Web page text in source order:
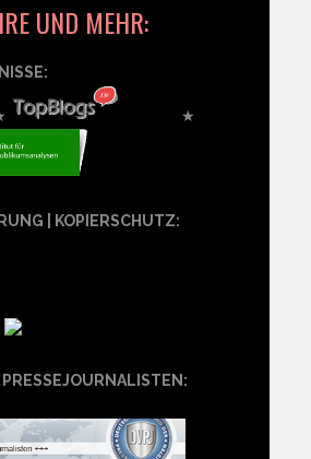
UND MEHR:
★
| KOPIERSCHUTZ:
PRESSEJOURNALISTEN: